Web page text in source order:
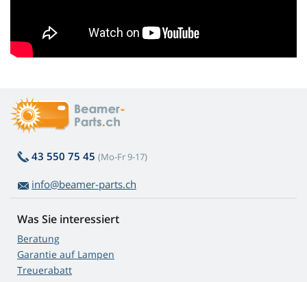
43 550 75 45 (Mo-Fr 9-17)
info@beamer-parts.ch
Was Sie interessiert
Beratung
Garantie auf Lampen
Treuerabatt